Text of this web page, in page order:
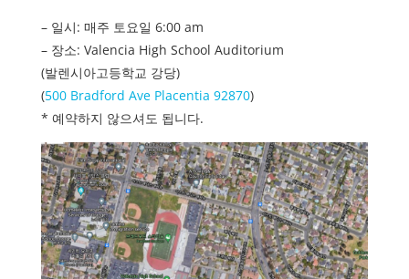
– 일시: 매주 토요일 6:00 am
– 장소: Valencia High School Auditorium
(발렌시아고등학교 강당)
(500 Bradford Ave Placentia 92870)
* 예약하지 않으셔도 됩니다.